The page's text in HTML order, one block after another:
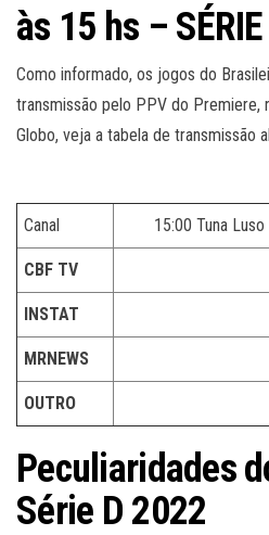
às 15 hs – SÉRIE
Como informado, os jogos do
transmissão pelo PPV do Premiere,
Globo, veja a tabela de transmissão
Canal 15:00 Tuna
CBF TV
INSTAT
MRNEWS
OUTRO
Peculiaridades
Série D 2022